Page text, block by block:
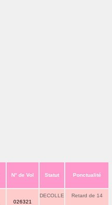
N° de Vol Statut Ponctualité
026321
DECOLLE Retard de 14